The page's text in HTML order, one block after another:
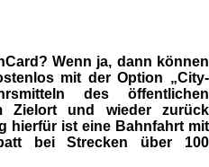
Wenn ja, dann können
mit der Option „City-
des öffentlichen
Zielort und wieder zurück
hierfür ist eine Bahnfahrt mit
bei Strecken über 100